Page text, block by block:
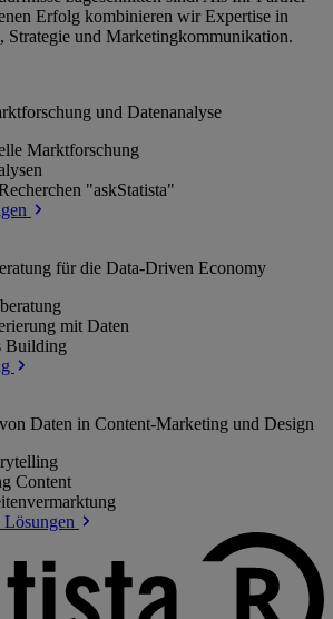
Erfolg kombinieren wir Expertise in
Strategie und Marketingkommunikation.
und Datenanalyse
Marktforschung
"askStatista"
für die Data-Driven Economy
mit Daten
Building
Daten in Content-Marketing und Design
Content